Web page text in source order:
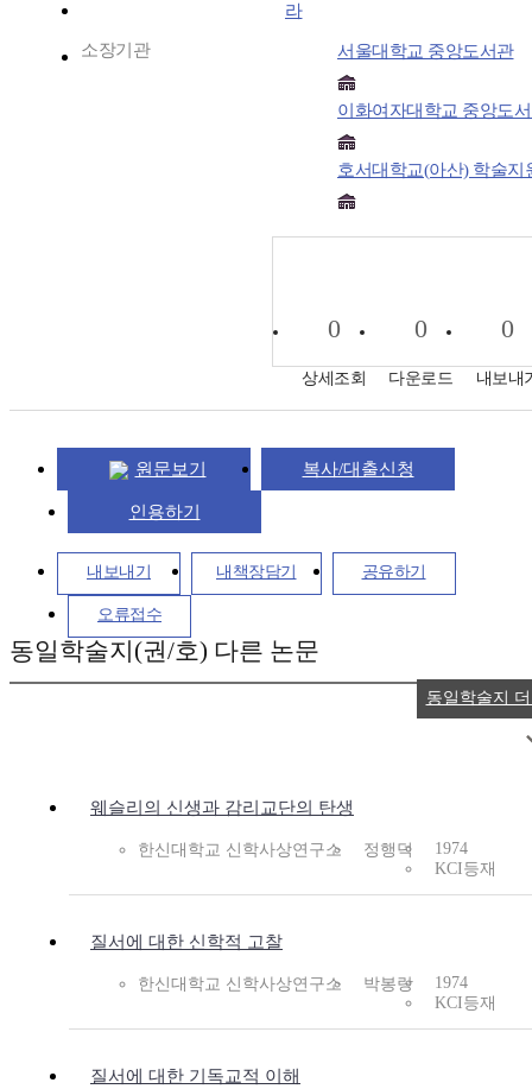
라
소장기관 서울대학교 중앙도서관
이화여자대학교 중앙도
호서대학교(아산) 학술지
0
상세조회
0
다운로드
0
내보내
원문보기 복사/대출신청
인용하기
내보내기 내책장담기 공유하기
오류접수
동일학술지(권/호) 다른 논문
웨슬리의 신생과 감리교단의 탄생
한신대학교 신학사상연구소 정행덕
1974
KCI등재
질서에 대한 신학적 고찰
한신대학교 신학사상연구소 박봉랑
1974
KCI등재
질서에 대한 기독교적 이해
동일학술지